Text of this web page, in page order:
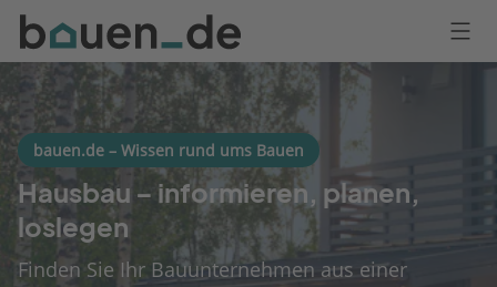
Bauen
Logo
Anmelden
bauen.de – Wissen rund ums Bauen
Hausbau – informieren, planen,
loslegen
Finden Sie Ihr Bauunternehmen aus einer